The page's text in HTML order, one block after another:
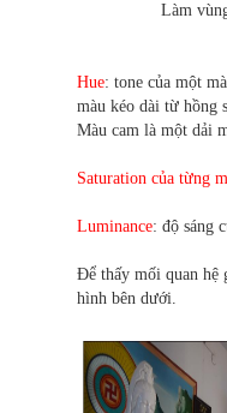
Làm
Hue: tone của một
màu kéo dài từ hồng
Màu cam là một dải
Saturation của từng
Luminance: độ sáng
Để thấy mối quan
hình bên dưới.